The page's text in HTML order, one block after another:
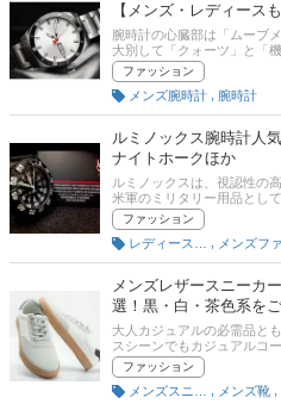
【メンズ・レディースも
腕時計の心臓部は「ムーブ
大別して「クォーツ」と「
「手巻き」と「自動巻き」
計を選ぶ際のポイントとお
気ランキングのリンクがあ
ださい。
ファッション
メンズ腕時計
腕時計
ルミノックス腕時計人
ナイトホークほか
ルミノックスは、視認性の
米軍のミリタリー用品とし
ます。今回は、元『mono
し、ルミノックスの腕時計
記事後半には通販サイトの
筋や口コミをチェックして
ファッション
メンズレザースニーカ
選！黒・白・茶色系を
大人カジュアルの必需品と
スシーンでもカジュアルコ
と年代問わず履けるのが魅
ーカーの選び方とおすすめ
人気ランキングや口コミも
ファッション
メンズ靴